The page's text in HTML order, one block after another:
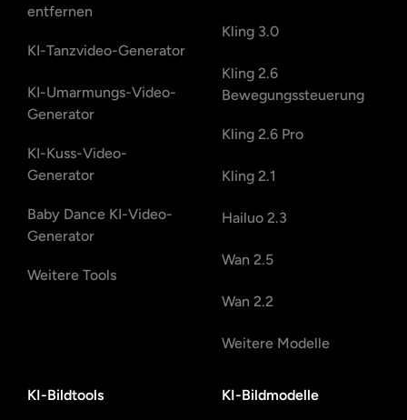
entfernen
KI-Tanzvideo-Generator
KI-Umarmungs-Video-
Generator
KI-Kuss-Video-
Generator
Baby Dance KI-Video-
Generator
Weitere Tools
Kling 3.0
Kling 2.6
Bewegungssteuerung
Kling 2.6 Pro
Kling 2.1
Hailuo 2.3
Wan 2.5
Wan 2.2
Weitere Modelle
KI-Bildtools KI-Bildmodelle